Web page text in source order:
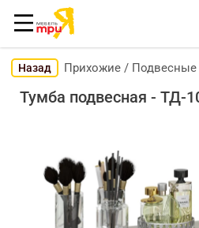
Назад Прихожие / Подвесные
Тумба подвесная - ТД-